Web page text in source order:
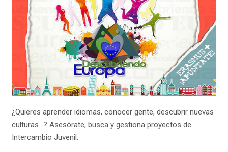
¿Quieres aprender idiomas, conocer gente, descubrir nuevas
culturas…? Asesórate, busca y gestiona proyectos de
Intercambio Juvenil.